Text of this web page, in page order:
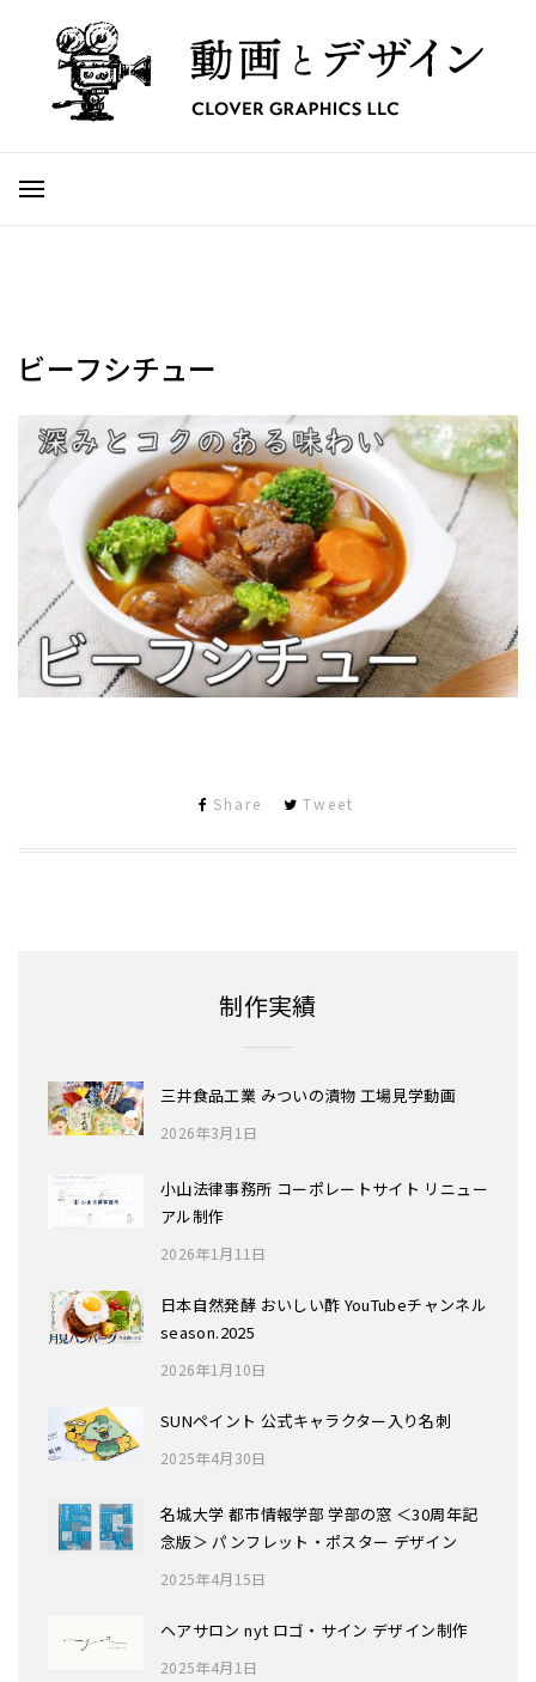
ビーフシチュー
Share Tweet
制作実績
三井食品工業 みついの漬物 工場見学動画
2026年3月1日
小山法律事務所 コーポレートサイト リニュー
アル制作
2026年1月11日
日本自然発酵 おいしい酢 YouTubeチャンネル
season.2025
2026年1月10日
SUNペイント 公式キャラクター入り名刺
2025年4月30日
名城大学 都市情報学部 学部の窓 ＜30周年記
念版＞ パンフレット・ポスター デザイン
2025年4月15日
ヘアサロン nyt ロゴ・サイン デザイン制作
2025年4月1日